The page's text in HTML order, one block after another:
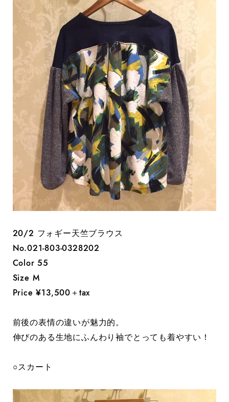
20/2 フォギー天竺ブラウス
No.021-803-0328202
Color 55
Size M
Price ¥13,500＋tax
前後の表情の違いが魅力的。
伸びのある生地にふんわり袖でとっても着やすい！
○スカート